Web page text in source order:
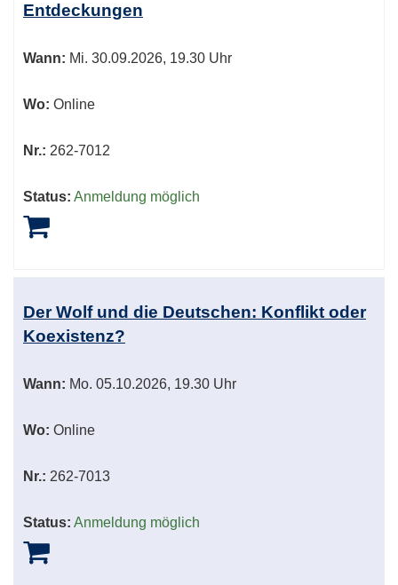
Entdeckungen
Wann: Mi. 30.09.2026, 19.30 Uhr
Wo: Online
Nr.: 262-7012
Status: Anmeldung möglich
Der Wolf und die Deutschen: Konflikt oder
Koexistenz?
Wann: Mo. 05.10.2026, 19.30 Uhr
Wo: Online
Nr.: 262-7013
Status: Anmeldung möglich